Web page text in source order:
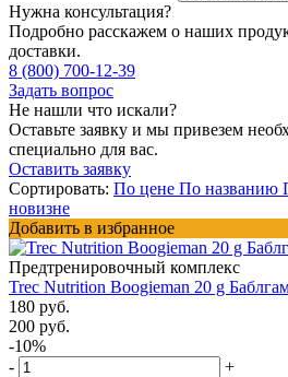
Нужна консультация?
Подробно расскажем о наших
доставки.
8 (800) 700-12-39
Задать вопрос
Не нашли что искали?
Оставьте заявку и мы привезем
специально для вас.
Оставить заявку
Сортировать: По цене По названию
новизне
Добавить в избранное
Предтренировочный комплекс
Trec Nutrition Boogieman 20 g
180 руб.
200 руб.
-10%
-
+